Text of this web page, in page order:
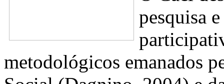
pesquisa
metodológicos emanados